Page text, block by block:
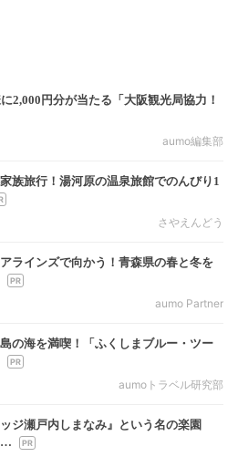
に2,000円分が当たる「大阪観光局協力！
aumo編集部
族旅行！湯河原の温泉旅館でのんびり1
さやえんどう
ラインズで向かう！青森県の春と冬を
aumo Partner
島の海を満喫！「ふくしまブルー・ツー
aumoトラベル研究部
ッジ瀬戸内しまなみ』という名の楽園
…